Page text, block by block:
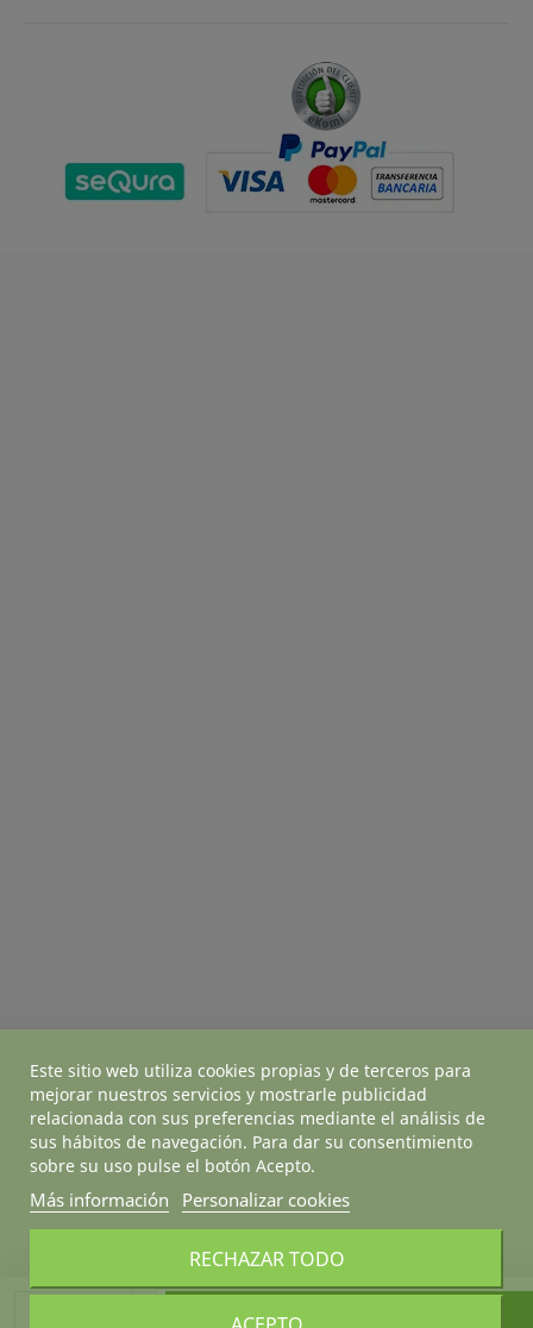
Este sitio web utiliza cookies propias y de terceros para
mejorar nuestros servicios y mostrarle publicidad
relacionada con sus preferencias mediante el análisis de
sus hábitos de navegación. Para dar su consentimiento
sobre su uso pulse el botón Acepto.
Más información Personalizar cookies
RECHAZAR TODO